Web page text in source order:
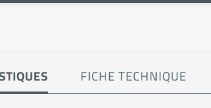
FICHE TECHNIQUE